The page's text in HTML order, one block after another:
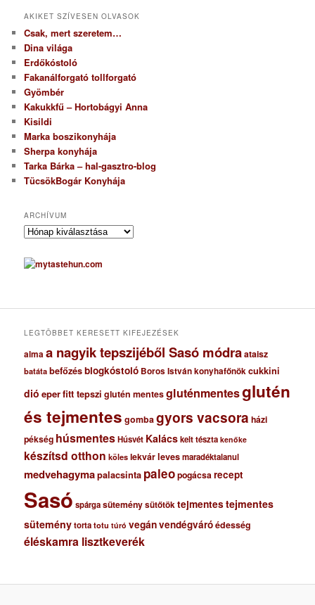
AKIKET SZÍVESEN OLVASOK
Csak, mert szeretem…
Dina világa
Erdőkóstoló
Fakanálforgató tollforgató
Gyömbér
Kakukkfű – Hortobágyi Anna
Kisildi
Marka boszikonyhája
Sherpa konyhája
Tarka Bárka – hal-gasztro-blog
TücsökBogár Konyhája
ARCHÍVUM
A
c
h
u
LEGTÖBBET KERESETT KIFEJEZÉSEK
almaa nagyik tepszijéből Sasó módraataisz
batáta befőzésblogkóstoló Boros István konyhafőnökcukkini
dió eperfitt tepszi glutén mentesgluténmentesglutén
és tejmentes gombagyors vacsora házi
pékség húsmentesHúsvét Kalácskelt tészta kenőke
készítsd otthon köles lekvárlevesmaradéktalanul
medvehagymapalacsinta paleopogácsarecept
Sasó spárgasüteménysütőtöktejmentestejmentes
süteménytorta totu túró vegánvendégváróédesség
éléskamra lisztkeverék